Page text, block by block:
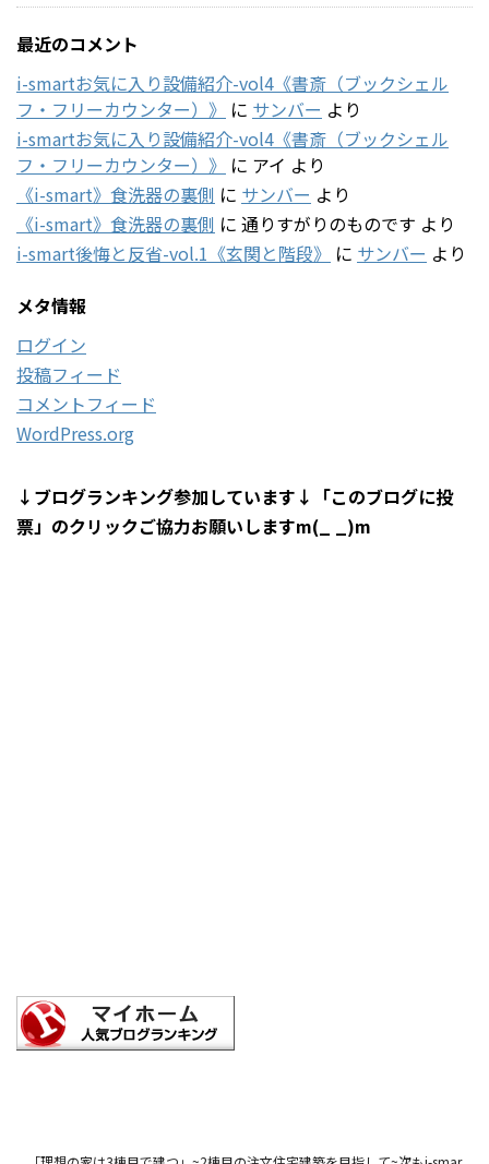
最近のコメント
i-smartお気に入り設備紹介-vol4《書斎（ブックシェル
フ・フリーカウンター）》 に サンバー より
i-smartお気に入り設備紹介-vol4《書斎（ブックシェル
フ・フリーカウンター）》 に アイ より
《i-smart》食洗器の裏側 に サンバー より
《i-smart》食洗器の裏側 に 通りすがりのものです より
i-smart後悔と反省-vol.1《玄関と階段》 に サンバー より
メタ情報
ログイン
投稿フィード
コメントフィード
WordPress.org
↓ブログランキング参加しています↓「このブログに投
票」のクリックご協力お願いしますm(_ _)m